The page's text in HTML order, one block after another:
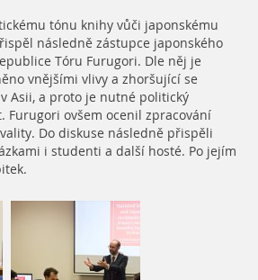
tónu knihy vůči japonskému
následně zástupce japonského
Tóru Furugori. Dle něj je
vnějšími vlivy a zhoršující se
Asii, a proto je nutné politický
Furugori ovšem ocenil zpracování
Do diskuse následně přispěli
i studenti a další hosté. Po jejím